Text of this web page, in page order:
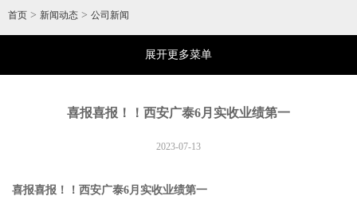
首页 > 新闻动态 > 公司新闻
展开更多菜单
喜报喜报！！西安广泰6月实收业绩第一
2023-07-13
喜报喜报！！西安广泰6月实收业绩第一